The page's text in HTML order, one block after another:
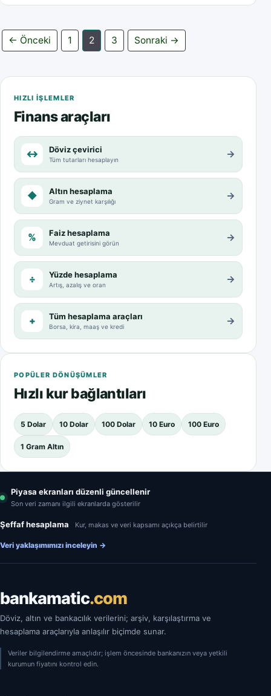
← Önceki 1 2 3 Sonraki →
HIZLI IŞLEMLER
Finans araçları
↔ Döviz çevirici
Tüm tutarları hesaplayın →
◆ Altın hesaplama
Gram ve ziynet karşılığı →
% Faiz hesaplama
Mevduat getirisini görün →
÷ Yüzde hesaplama
Artış, azalış ve oran →
+ Tüm hesaplama araçları
Borsa, kira, maaş ve kredi →
POPÜLER DÖNÜŞÜMLER
Hızlı kur bağlantıları
5 Dolar 10 Dolar 100 Dolar 10 Euro 100 Euro
1 Gram Altın
Piyasa ekranları düzenli güncellenir
Son veri zamanı ilgili ekranlarda gösterilir
Şeffaf hesaplama Kur, makas ve veri kapsamı açıkça belirtilir
Veri yaklaşımımızı inceleyin →
bankamatic.com
Döviz, altın ve bankacılık verilerini; arşiv, karşılaştırma ve
hesaplama araçlarıyla anlaşılır biçimde sunar.
Veriler bilgilendirme amaçlıdır; işlem öncesinde bankanızın veya yetkili
kurumun fiyatını kontrol edin.